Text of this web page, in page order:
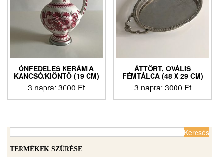
ÓNFEDELES KERÁMIA
KANCSÓ/KIÖNTŐ (19 CM)
3 napra:3000 Ft
ÁTTÖRT, OVÁLIS
FÉMTÁLCA (48 X 29 CM)
3 napra: 3000 Ft
TERMÉKEK SZŰRÉSE